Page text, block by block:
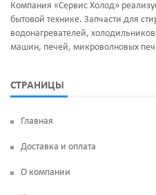
Компания «Сервис Холод»
бытовой технике. Запчасти для
водонагревателей,
машин, печей, микроволновых
СТРАНИЦЫ
Главная
Доставка и оплата
О компании